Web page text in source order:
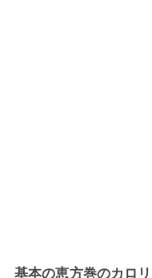
基本の恵方巻のカロ